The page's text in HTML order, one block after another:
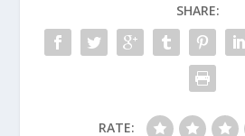
SHARE:
RATE: